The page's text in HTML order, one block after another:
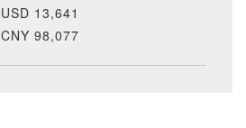
USD 13,641
CNY 98,077